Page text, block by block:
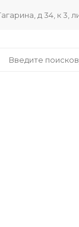
д 34, к 3,